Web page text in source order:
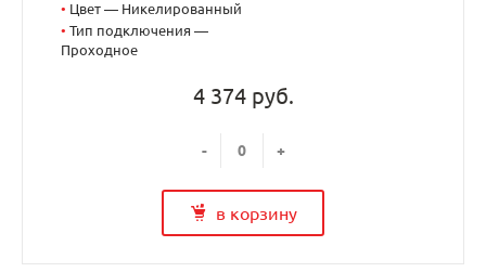
• Цвет — Никелированный
• Тип подключения —
Проходное
4 374 руб.
- +
в корзину